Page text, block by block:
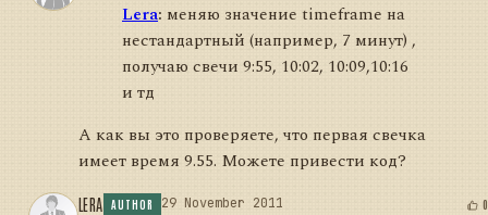
Lera: меняю значение timeframe на
нестандартный (например, 7 минут) ,
получаю свечи 9:55, 10:02, 10:09,10:16
и тд
А как вы это проверяете, что первая свечка
имеет время 9.55. Можете привести код?
LERA AUTHOR 29 November 2011 0